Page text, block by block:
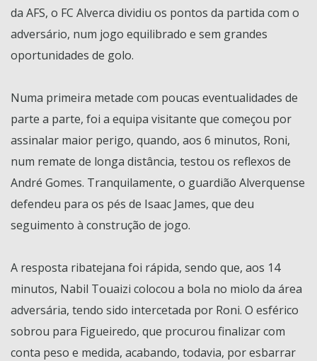
da AFS, o FC Alverca dividiu os pontos da partida com o
adversário, num jogo equilibrado e sem grandes
oportunidades de golo.
Numa primeira metade com poucas eventualidades de
parte a parte, foi a equipa visitante que começou por
assinalar maior perigo, quando, aos 6 minutos, Roni,
num remate de longa distância, testou os reflexos de
André Gomes. Tranquilamente, o guardião Alverquense
defendeu para os pés de Isaac James, que deu
seguimento à construção de jogo.
A resposta ribatejana foi rápida, sendo que, aos 14
minutos, Nabil Touaizi colocou a bola no miolo da área
adversária, tendo sido intercetada por Roni. O esférico
sobrou para Figueiredo, que procurou finalizar com
conta peso e medida, acabando, todavia, por esbarrar